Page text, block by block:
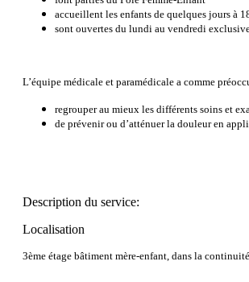
accueillent les enfants de quelques jours à
sont ouvertes du lundi au vendredi
L’équipe médicale et paramédicale a comme
regrouper au mieux les différents soins et
de prévenir ou d’atténuer la douleur en
Description du service:
Localisation
3ème étage bâtiment mère-enfant, dans la